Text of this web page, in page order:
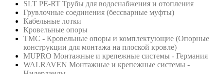
SLT PE-RT Трубы для водоснабжения и отопления
Грувлочные соединения (бессварные муфты)
Кабельные лотки
Кровельные опоры
ТМС - Кровельные опоры и комплектующие (Опорные
конструкции для монтажа на плоской кровле)
MUPRO Монтажные и крепежные системы - Германия
WALRAVEN Монтажные и крепежные системы -